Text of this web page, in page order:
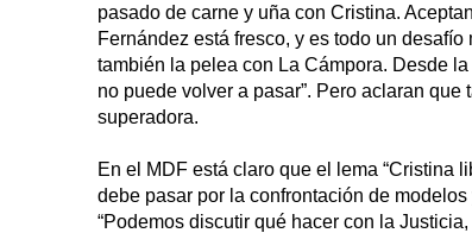
pasado de carne y uña con Cristina.
Fernández está fresco, y es todo un
también la pelea con La Cámpora. Desde
no puede volver a pasar”. Pero aclaran
superadora.
En el MDF está claro que el lema “Cristina
debe pasar por la confrontación de
“Podemos discutir qué hacer con la